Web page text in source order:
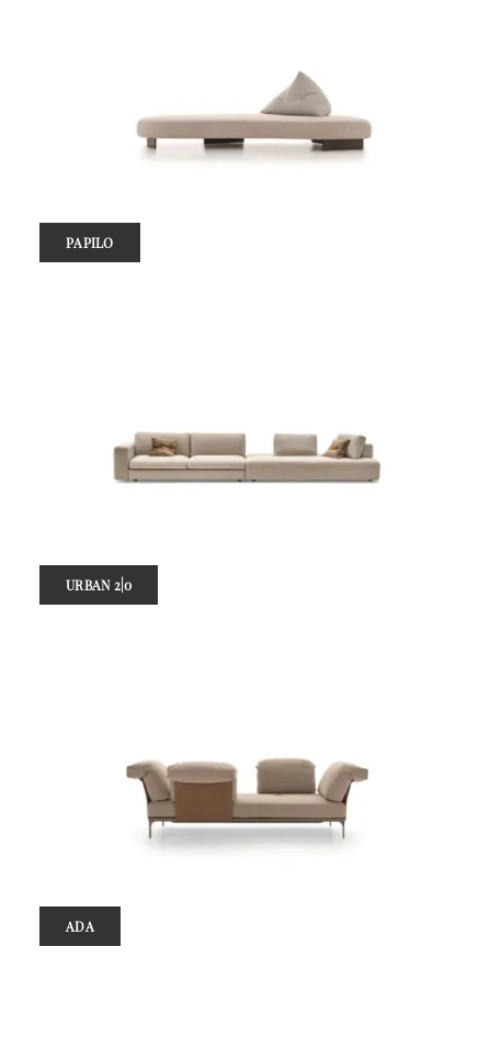
PAPILO
URBAN 2|0
ADA